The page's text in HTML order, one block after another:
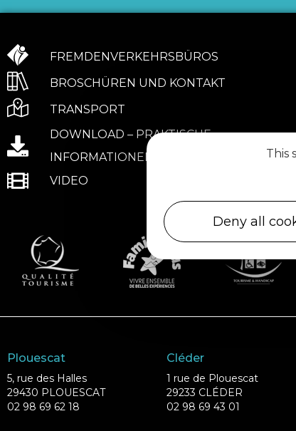
FREMDENVERKEHRSBÜROS
BROSCHÜREN UND KONTAKT
TRANSPORT
DOWNLOAD – PRAKTISCHE
INFORMATIONEN
VIDEO
Plouescat
5, rue des Halles
29430 PLOUESCAT
02 98 69 62 18
Cléder
1 rue de Plouescat
29233 CLÉDER
02 98 69 43 01
This
Deny all